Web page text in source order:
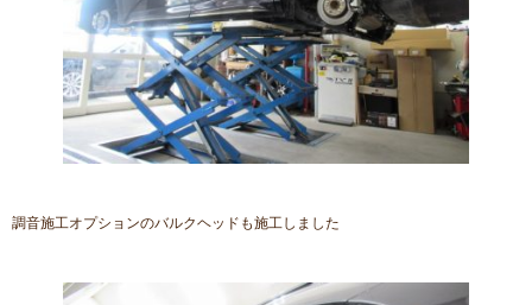
調音施工オプションのバルクヘッドも施工しました